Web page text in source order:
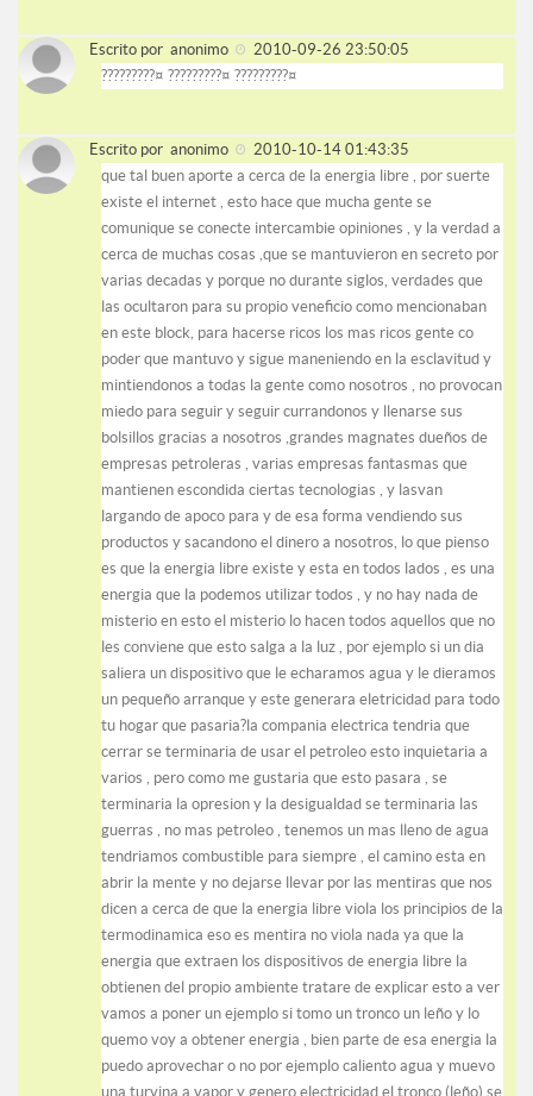
Escrito por anonimo
2010-09-26 23:50:05
?????????¤ ?????????¤ ?????????¤
Escrito por anonimo
2010-10-14 01:43:35
que tal buen aporte a cerca de la energia libre , por suerte
existe el internet , esto hace que mucha gente se
comunique se conecte intercambie opiniones , y la verdad a
cerca de muchas cosas ,que se mantuvieron en secreto por
varias decadas y porque no durante siglos, verdades que
las ocultaron para su propio veneficio como mencionaban
en este block, para hacerse ricos los mas ricos gente co
poder que mantuvo y sigue maneniendo en la esclavitud y
mintiendonos a todas la gente como nosotros , no provocan
miedo para seguir y seguir currandonos y llenarse sus
bolsillos gracias a nosotros ,grandes magnates dueños de
empresas petroleras , varias empresas fantasmas que
mantienen escondida ciertas tecnologias , y lasvan
largando de apoco para y de esa forma vendiendo sus
productos y sacandono el dinero a nosotros, lo que pienso
es que la energia libre existe y esta en todos lados , es una
energia que la podemos utilizar todos , y no hay nada de
misterio en esto el misterio lo hacen todos aquellos que no
les conviene que esto salga a la luz , por ejemplo si un dia
saliera un dispositivo que le echaramos agua y le dieramos
un pequeño arranque y este generara eletricidad para todo
tu hogar que pasaria?la compania electrica tendria que
cerrar se terminaria de usar el petroleo esto inquietaria a
varios , pero como me gustaria que esto pasara , se
terminaria la opresion y la desigualdad se terminaria las
guerras , no mas petroleo , tenemos un mas lleno de agua
tendriamos combustible para siempre , el camino esta en
abrir la mente y no dejarse llevar por las mentiras que nos
dicen a cerca de que la energia libre viola los principios de la
termodinamica eso es mentira no viola nada ya que la
energia que extraen los dispositivos de energia libre la
obtienen del propio ambiente tratare de explicar esto a ver
vamos a poner un ejemplo si tomo un tronco un leño y lo
quemo voy a obtener energia , bien parte de esa energia la
puedo aprovechar o no por ejemplo caliento agua y muevo
una turvina a vapor y genero electricidad el tronco (leño) se